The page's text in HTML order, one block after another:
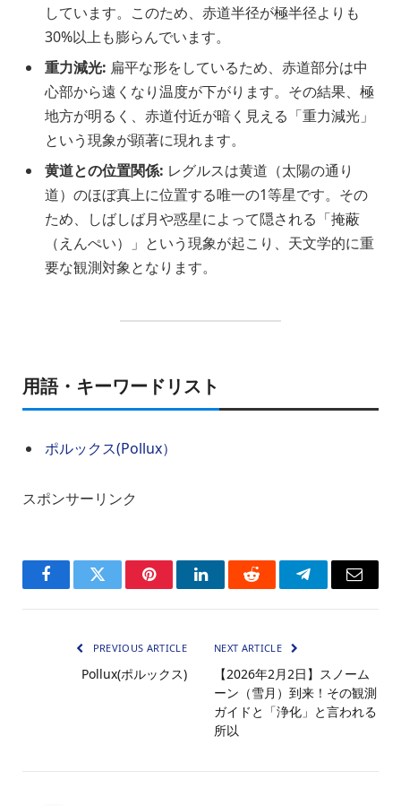
しています。このため、赤道半径が極半径よりも
30%以上も膨らんでいます。
重力減光: 扁平な形をしているため、赤道部分は中
心部から遠くなり温度が下がります。その結果、極
地方が明るく、赤道付近が暗く見える「重力減光」
という現象が顕著に現れます。
黄道との位置関係: レグルスは黄道（太陽の通り
道）のほぼ真上に位置する唯一の1等星です。その
ため、しばしば月や惑星によって隠される「掩蔽
（えんぺい）」という現象が起こり、天文学的に重
要な観測対象となります。
用語・キーワードリスト
ポルックス(Pollux）
スポンサーリンク
FacebookTwitter PinterestLinkedInReddit TelegramEmail
PREVIOUS ARTICLE
Pollux(ポルックス)
NEXT ARTICLE
【2026年2月2日】スノーム
ーン（雪月）到来！その観測
ガイドと「浄化」と言われる
所以